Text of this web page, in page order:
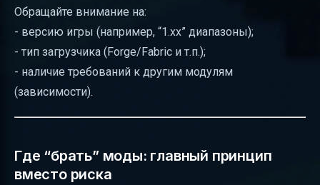
Обращайте внимание на:
- версию игры (например, “1.xx” диапазоны);
- тип загрузчика (Forge/Fabric и т.п.);
- наличие требований к другим модулям
(зависимости).
Где “брать” моды: главный принцип
вместо риска